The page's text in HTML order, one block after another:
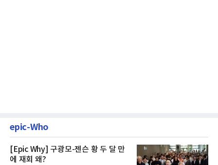
epic-Who
[Epic Why] 구광모-젠슨 황 두 달 만
에 재회 왜?